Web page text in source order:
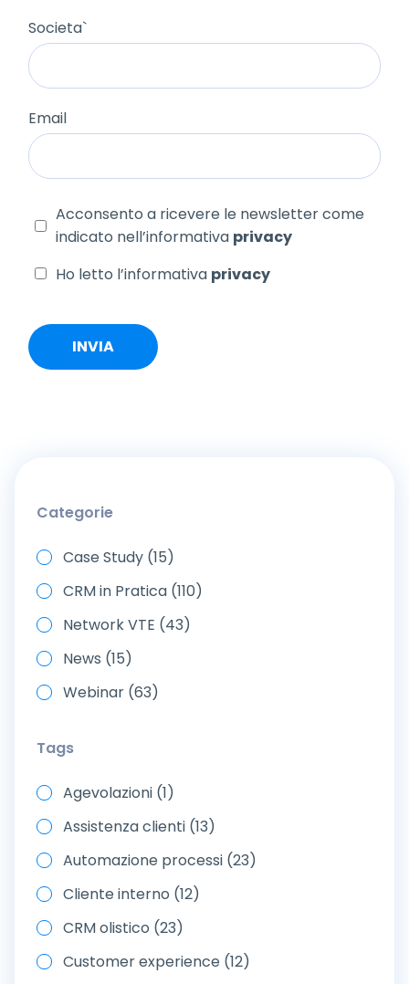
Societa`
Email
Acconsento a ricevere le newsletter come
indicato nell’informativa privacy
Ho letto l’informativa privacy
Categorie
Case Study (15)
CRM in Pratica (110)
Network VTE (43)
News (15)
Webinar (63)
Tags
Agevolazioni (1)
Assistenza clienti (13)
Automazione processi (23)
Cliente interno (12)
CRM olistico (23)
Customer experience (12)